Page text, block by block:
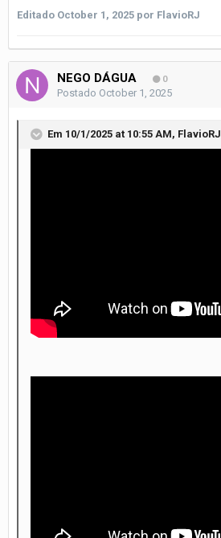
Editado October 1, 2025 por FlavioRJ
NEGO DÁGUA 0
Postado October 1, 2025
Em 10/1/2025 at 10:55 AM, FlavioRJ